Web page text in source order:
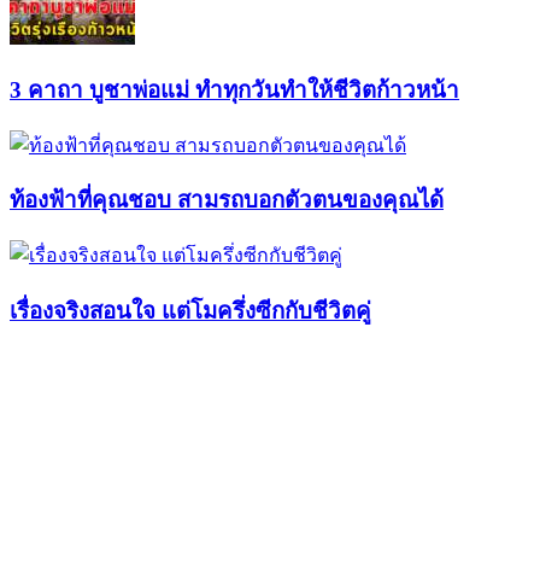
3 คาถา บูชาพ่อแม่ ทำทุกวันทำให้ชีวิตก้าวหน้า
ท้องฟ้าที่คุณชอบ สามรถบอกตัวตนของคุณได้
เรื่องจริงสอนใจ แต่โมครึ่งซีกกับชีวิตคู่